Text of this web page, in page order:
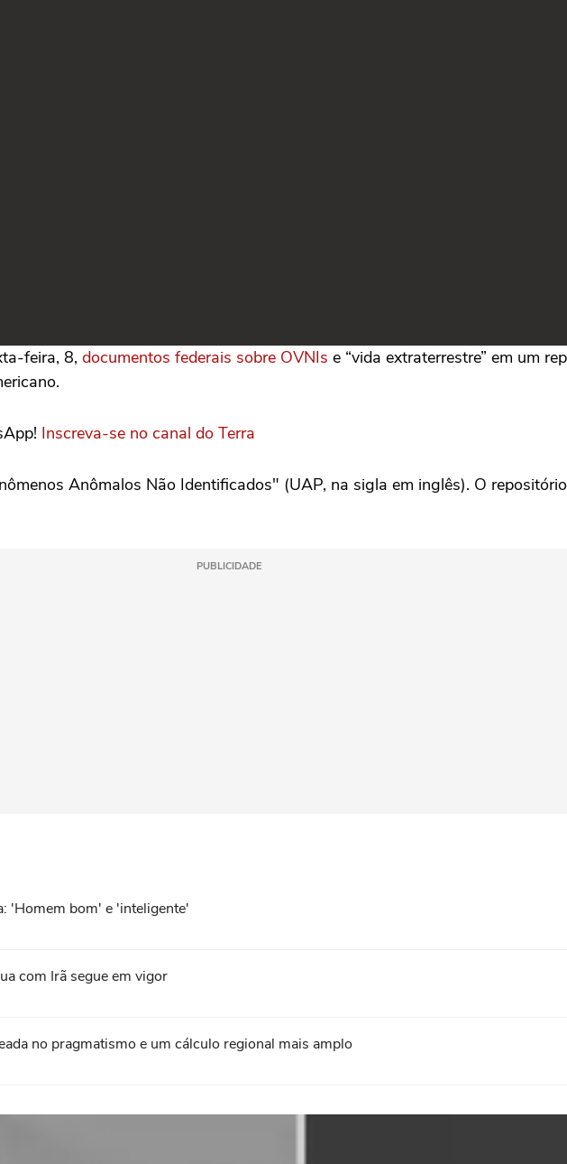
feira, 8, documentos federais sobre OVNIs e “vida extraterrestre” em um
Inscreva-se no canal do Terra
Anômalos Não Identificados" (UAP, na sigla em inglês). O
PUBLICIDADE
'Homem bom' e 'inteligente'
com Irã segue em vigor
no pragmatismo e um cálculo regional mais amplo